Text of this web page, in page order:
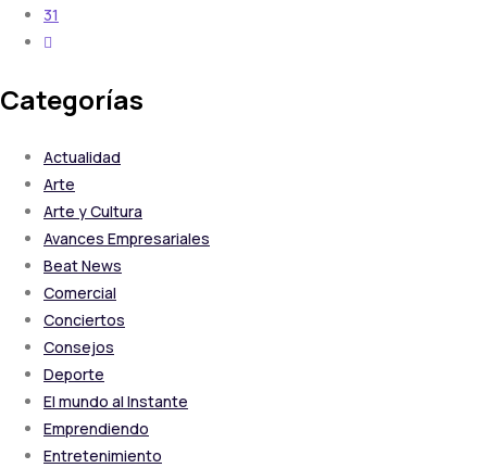
31
Categorías
Actualidad
Arte
Arte y Cultura
Avances Empresariales
Beat News
Comercial
Conciertos
Consejos
Deporte
El mundo al Instante
Emprendiendo
Entretenimiento